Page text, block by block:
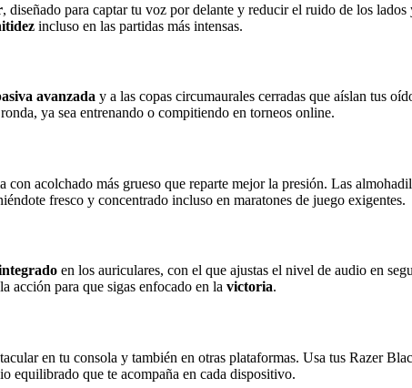
, diseñado para captar tu voz por delante y reducir el ruido de los
incluso en las partidas más intensas.
avanzada y a las copas circumaurales cerradas que aíslan tus
ya sea entrenando o compitiendo en torneos online.
con acolchado más grueso que reparte mejor la presión. Las
fresco y concentrado incluso en maratones de juego exigentes.
en los auriculares, con el que ajustas el nivel de audio en
acción para que sigas enfocado en la victoria.
en tu consola y también en otras plataformas. Usa tus Razer
equilibrado que te acompaña en cada dispositivo.